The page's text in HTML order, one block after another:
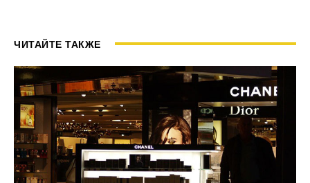
ЧИТАЙТЕ ТАКЖЕ